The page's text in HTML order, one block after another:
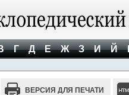
Г Д Е Ж З И Й
ВЕРСИЯ ДЛЯ ПЕЧАТИ